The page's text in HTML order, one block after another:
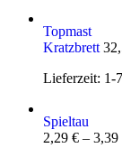
Topmast
Kratzbrett
Lieferzeit: 1-
Spieltau
2,29 € – 3,39